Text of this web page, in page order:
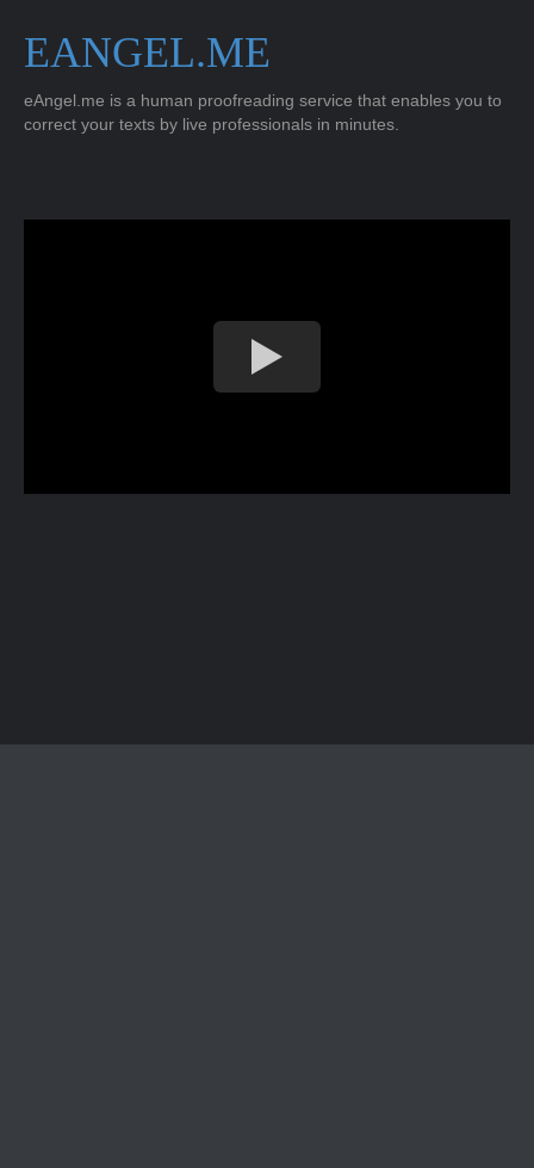
EANGEL.ME
eAngel.me is a human proofreading service that enables you to
correct your texts by live professionals in minutes.